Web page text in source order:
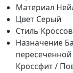
Материал
Цвет Серый
Стиль
Назначение
Кроссфит /